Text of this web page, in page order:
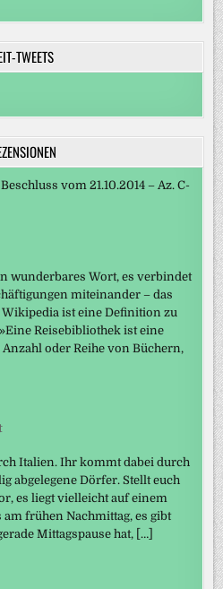
TWEETS
vom 21.10.2014 – Az. C-
wunderbares Wort, es verbindet
miteinander – das
Wikipedia ist eine Definition zu
Reisebibliothek ist eine
oder Reihe von Büchern,
Italien. Ihr kommt dabei durch
abgelegene Dörfer. Stellt euch
es liegt vielleicht auf einem
frühen Nachmittag, es gibt
Mittagspause hat, […]